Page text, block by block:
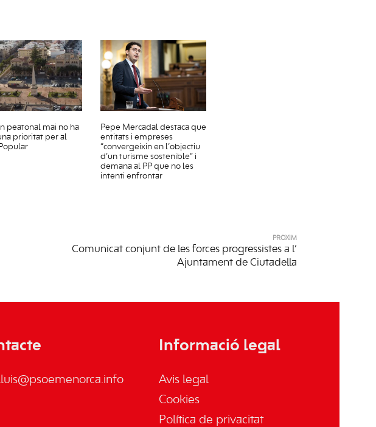
peatonal mai no ha
prioritat per al
Pepe Mercadal destaca que
entitats i empreses
“convergeixin en l’objectiu
d’un turisme sostenible” i
demana al PP que no les
intenti enfrontar
PRÒXIM
Comunicat conjunt de les forces progressistes a l’
Ajuntament de Ciutadella
Informació legal
Avis legal
Cookies
Política de privacitat